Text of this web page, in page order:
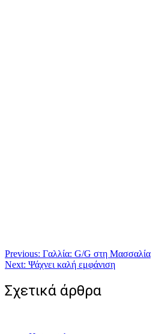
Πλοήγηση
άρθρων
Previous: Γαλλία: G/G στη Μασσαλία
Next: Ψάχνει καλή εμφάνιση
Σχετικά άρθρα